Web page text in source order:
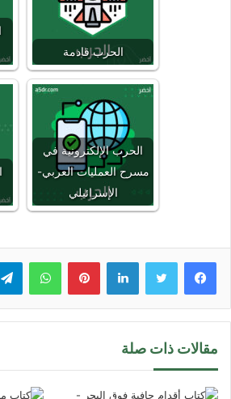
الحرب قادمة
الحرب الإلكترونية في
مسرح العمليات العربي-
الإسرائيلي
لينكدإن بينتيريست
مقالات ذات صلة